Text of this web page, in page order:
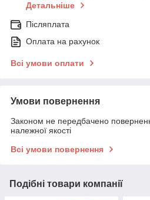
Детальніше
Післяплата
Оплата на рахунок
Всі умови оплати
Умови повернення
Законом не передбачено
належної якості
Всі умови повернення
Подібні товари компанії